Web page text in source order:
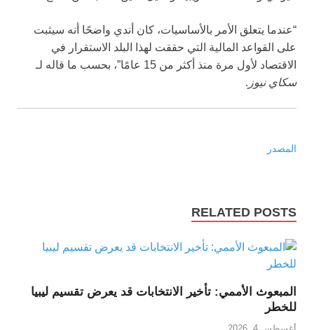
“عندما يتعلق الأمر بالأساسيات، كان أندي واضحًا أنه سيثبت
على القواعد المالية التي حققت لهذا البلد الاستقرار في
الاقتصاد لأول مرة منذ أكثر من 15 عامًا”، بحسب ما قاله لـ
سكاي نيوز .
المصدر
RELATED POSTS
المبعوث الأممي: تأخير الانتخابات قد يعرض تقسيم ليبيا
للخطر